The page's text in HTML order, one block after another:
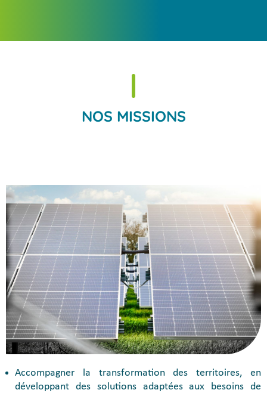
NOS MISSIONS
Accompagner la transformation des territoires, en
développant des solutions adaptées aux besoins de